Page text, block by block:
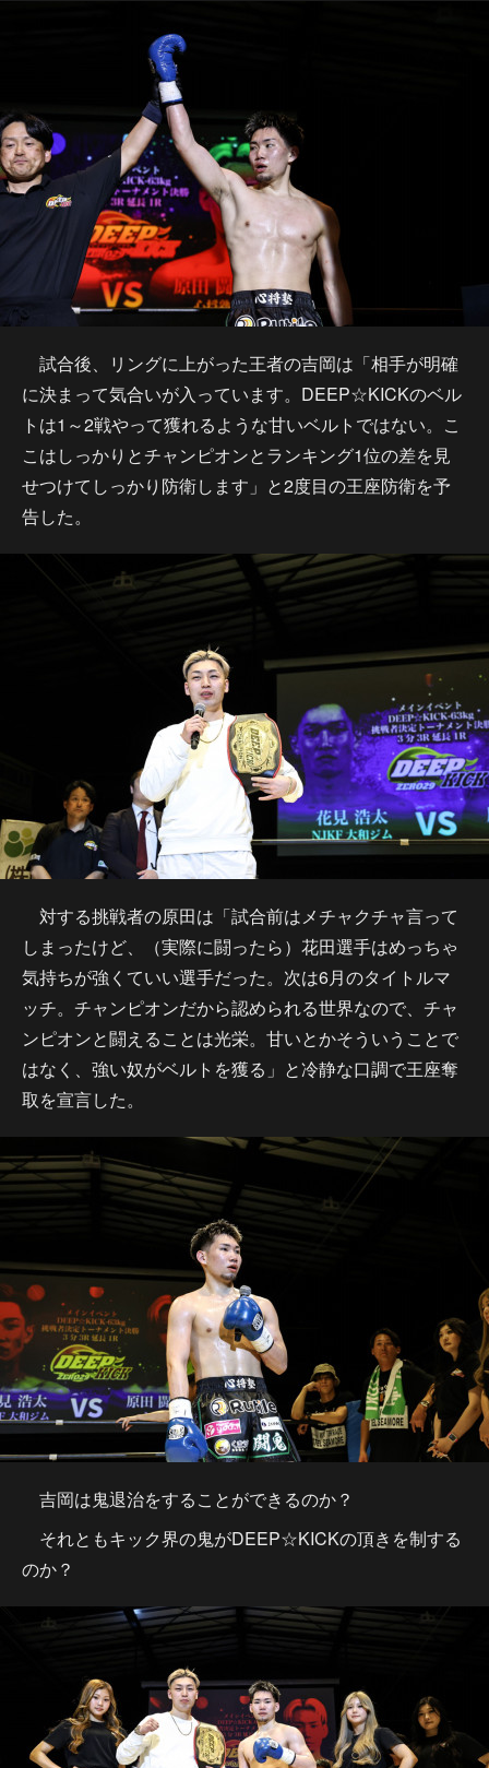
試合後、リングに上がった王者の吉岡は「相手が明確
に決まって気合いが入っています。DEEP☆KICKのベル
トは1～2戦やって獲れるような甘いベルトではない。こ
こはしっかりとチャンピオンとランキング1位の差を見
せつけてしっかり防衛します」と2度目の王座防衛を予
告した。
対する挑戦者の原田は「試合前はメチャクチャ言って
しまったけど、（実際に闘ったら）花田選手はめっちゃ
気持ちが強くていい選手だった。次は6月のタイトルマ
ッチ。チャンピオンだから認められる世界なので、チャ
ンピオンと闘えることは光栄。甘いとかそういうことで
はなく、強い奴がベルトを獲る」と冷静な口調で王座奪
取を宣言した。
吉岡は鬼退治をすることができるのか？
それともキック界の鬼がDEEP☆KICKの頂きを制する
のか？